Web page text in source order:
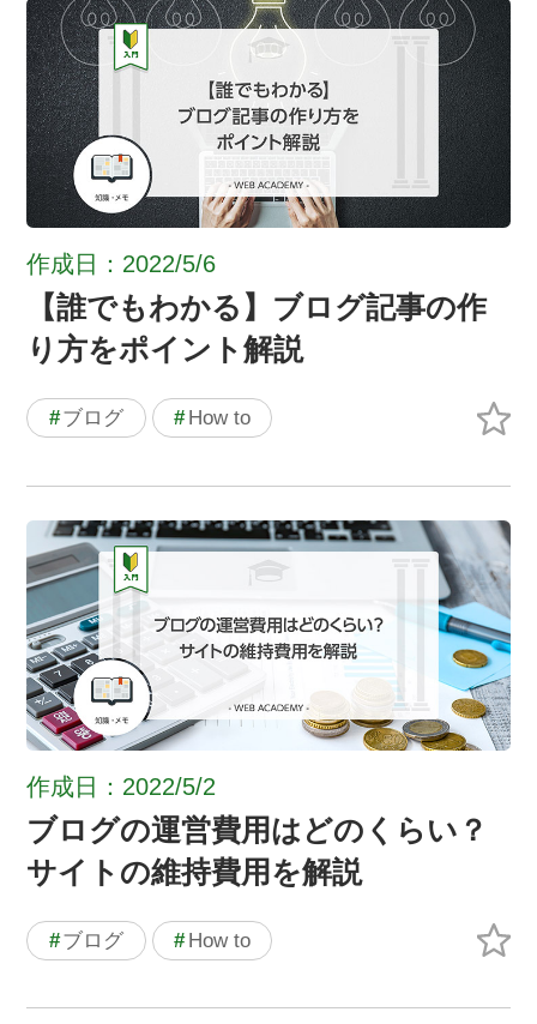
作成日：2022/5/6
【誰でもわかる】ブログ記事の作
り方をポイント解説
#ブログ #How to
作成日：2022/5/2
ブログの運営費用はどのくらい？
サイトの維持費用を解説
#ブログ #How to